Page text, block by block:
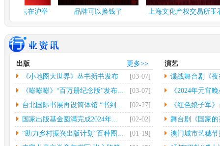
文化和旅游部：开展“...
人民网北京2月26日电（记
社
中
本报南昌2月26日电（记者
朱磊）记者从江西省景德
镇...[详情]
光
（
文
坛在沪举 品牌可以换钱了
上海文化产权交易所玉石
交易中...
更多>>
出版
《小地图大世界》丛书新书发布
会...
[03-07]
《嘭嘭嘭》“百万册纪念版”发布...
[03-07]
台北国际书展再设简体馆 “书到...
[02-27]
国家出版基金圆满完成2024年...
[02-02]
“助力乡村振兴出版计划”百种图...
[01-19]
演艺
谍战舞台剧《
《2024年元宵
《红色娘子军
舞台剧《国家
大...
澳门城市艺穗